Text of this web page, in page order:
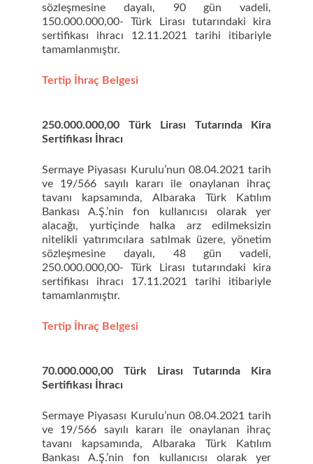
sözleşmesine dayalı, 90 gün vadeli,
150.000.000,00- Türk Lirası tutarındaki kira
sertifikası ihracı 12.11.2021 tarihi itibariyle
tamamlanmıştır.
Tertip İhraç Belgesi
250.000.000,00 Türk Lirası Tutarında Kira
Sertifikası İhracı
Sermaye Piyasası Kurulu’nun 08.04.2021 tarih
ve 19/566 sayılı kararı ile onaylanan ihraç
tavanı kapsamında, Albaraka Türk Katılım
Bankası A.Ş.’nin fon kullanıcısı olarak yer
alacağı, yurtiçinde halka arz edilmeksizin
nitelikli yatırımcılara satılmak üzere, yönetim
sözleşmesine dayalı, 48 gün vadeli,
250.000.000,00- Türk Lirası tutarındaki kira
sertifikası ihracı 17.11.2021 tarihi itibariyle
tamamlanmıştır.
Tertip İhraç Belgesi
70.000.000,00 Türk Lirası Tutarında Kira
Sertifikası İhracı
Sermaye Piyasası Kurulu’nun 08.04.2021 tarih
ve 19/566 sayılı kararı ile onaylanan ihraç
tavanı kapsamında, Albaraka Türk Katılım
Bankası A.Ş.’nin fon kullanıcısı olarak yer